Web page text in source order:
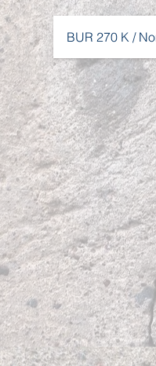
BUR 270 K /